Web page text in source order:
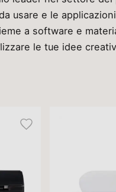
usare e le
a software e
le tue idee